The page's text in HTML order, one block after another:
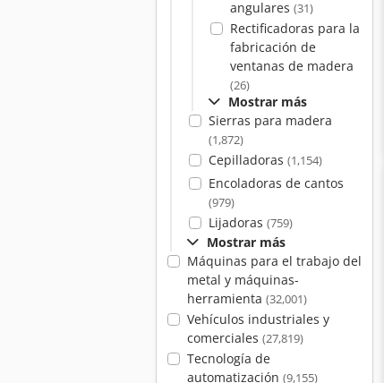
angulares (31)
Rectificadoras para la
fabricación de
ventanas de madera
(26)
Mostrar más
Sierras para madera
(1,872)
Cepilladoras (1,154)
Encoladoras de cantos
(979)
Lijadoras (759)
Mostrar más
Máquinas para el trabajo del
metal y máquinas-
herramienta (32,001)
Vehículos industriales y
comerciales (27,819)
Tecnología de
automatización (9,155)